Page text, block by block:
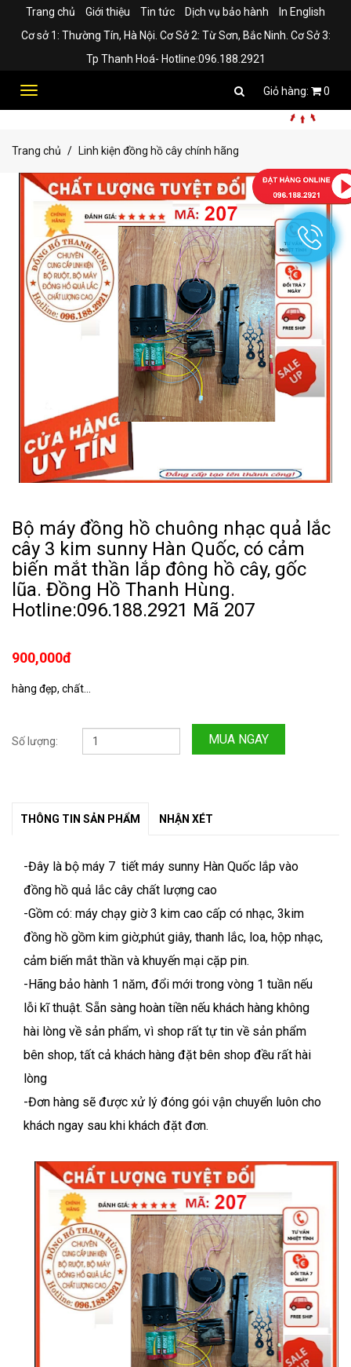
Trang chủ Giới thiệu Tin tức Dịch vụ bảo hành
In English
Cơ sở 1: Thường Tín, Hà Nội. Cơ Sở 2: Từ Sơn, Bắc Ninh. Cơ Sở 3:
Tp Thanh Hoá- Hotline:096.188.2921
Toggle
0
Trang chủ Linh kiện đồng hồ cây chính hãng
Bộ máy đồng hồ chuông nhạc quả lắc
cây 3 kim sunny Hàn Quốc, có cảm
biến mắt thần lắp đông hồ cây, gốc
lũa. Đồng Hồ Thanh Hùng.
Hotline:096.188.2921 Mã 207
900,000đ
hàng đẹp, chất...
Số lượng: MUA NGAY
THÔNG TIN SẢN PHẨM NHẬN XÉT
-Đây là bộ máy 7 tiết máy sunny Hàn Quốc lắp vào
đồng hồ quả lắc cây chất lượng cao
-Gồm có: máy chạy giờ 3 kim cao cấp có nhạc, 3kim
đồng hồ gồm kim giờ,phút giây, thanh lắc, loa, hộp nhạc,
cảm biến mắt thần và khuyến mại cặp pin.
-Hãng bảo hành 1 năm, đổi mới trong vòng 1 tuần nếu
lỗi kĩ thuật. Sẵn sàng hoàn tiền nếu khách hàng không
hài lòng về sản phẩm, vì shop rất tự tin về sản phẩm
bên shop, tất cả khách hàng đặt bên shop đều rất hài
lòng
-Đơn hàng sẽ được xử lý đóng gói vận chuyển luôn cho
khách ngay sau khi khách đặt đơn.